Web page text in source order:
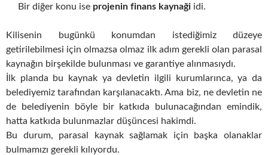
Bir diğer konu ise projenin finans kaynaği idi.
Kilisenin bugünkü konumdan istediğimiz düzeye
getirilebilmesi için olmazsa olmaz ilk adım gerekli olan parasal
kaynağın birşekilde bulunması ve garantiye alınmasıydı.
İlk planda bu kaynak ya devletin ilgili kurumlarınca, ya da
belediyemiz tarafından karşılanacaktı. Ama biz, ne devletin ne
de belediyenin böyle bir katkıda bulunacağından emindik,
hatta katkıda bulunmazlar düşüncesi hakimdi.
Bu durum, parasal kaynak sağlamak için başka olanaklar
bulmamızı gerekli kılıyordu.